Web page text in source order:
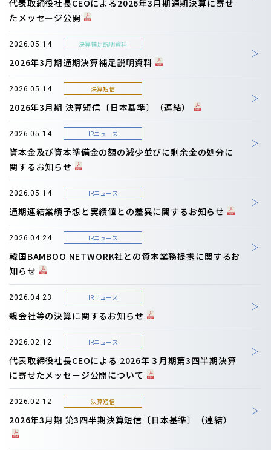
代表取締役社長CEOによる2026年3月期通期決算に寄せ
たメッセージ公開
2026.05.14 決算補足説明資料
2026年3月期通期決算補足説明資料
2026.05.14 決算短信
2026年3月期 決算短信〔日本基準〕（連結）
2026.05.14 IRニュース
資本金及び資本準備金の額の減少並びに剰余金の処分に
関するお知らせ
2026.05.14 IRニュース
通期連結業績予想と実績値との差異に関するお知らせ
2026.04.24 IRニュース
韓国BAMBOO NETWORK社との資本業務提携に関するお
知らせ
2026.04.23 IRニュース
親会社等の決算に関するお知らせ
2026.02.12 IRニュース
代表取締役社長CEOによる 2026年３月期第3四半期決算
に寄せたメッセージ公開について
2026.02.12 決算短信
2026年3月期 第3四半期決算短信〔日本基準〕（連結）